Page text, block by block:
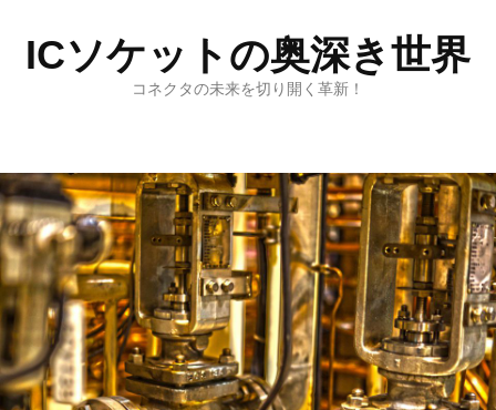
ICソケットの奥深き世界
コネクタの未来を切り開く革新！